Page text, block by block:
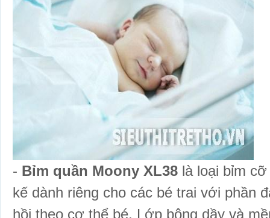
- Bỉm quần Moony XL38 là loại bỉm
kế dành riêng cho các bé trai với phần
hồi theo cơ thể bé. Lớp bông dầy và